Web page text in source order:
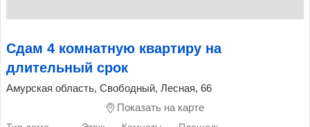
Сдам 4 комнатную квартиру на
длительный срок
Амурская область, Свободный, Лесная, 66
Показать на карте